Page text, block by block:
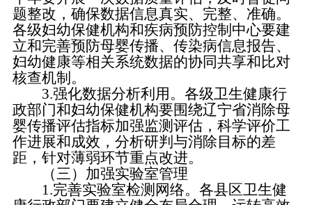
题整改，确保数据信息真实、完整、准确。
各级妇幼保健机构和疾病预防控制中心要建
立和完善预防母婴传播、传染病信息报告、
妇幼健康等相关系统数据的协同共享和比对
核查机制。
3.强化数据分析利用。各级卫生健康行
政部门和妇幼保健机构要围绕辽宁省消除母
婴传播评估指标加强监测评估，科学评价工
作进展和成效，分析研判与消除目标的差
距，针对薄弱环节重点改进。
（三）加强实验室管理
1.完善实验室检测网络。各县区卫生健